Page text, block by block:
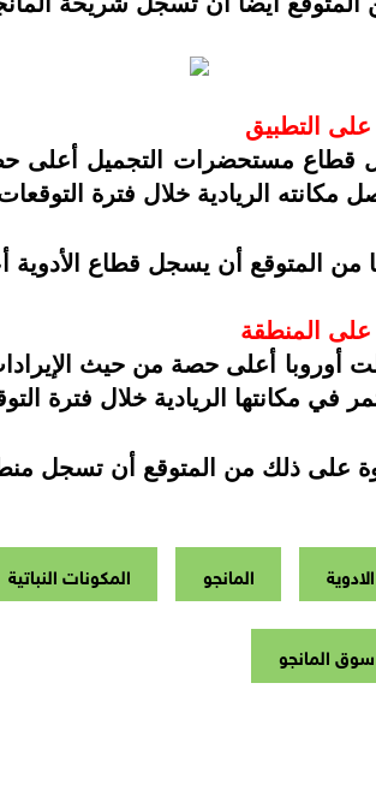
على التطبيق
مكانته الريادية خلال فترة
من المتوقع أن يسجل قطاع الأدوية أعلى معدل نمو
على المنطقة
في مكانتها الريادية خلال فترة
على ذلك من المتوقع أن تسجل منطقة آسيا
الادوية المانجو المكونات النباتية
سوق المانجو